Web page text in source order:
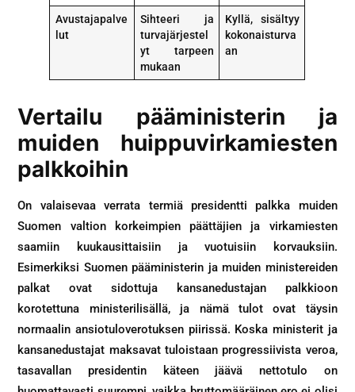
Avustajapalve
lut
Sihteeri ja
turvajärjestel
yt tarpeen
mukaan
Kyllä, sisältyy
kokonaisturva
an
Vertailu pääministerin ja
muiden huippuvirkamiesten
palkkoihin
On valaisevaa verrata termiä presidentti palkka muiden
Suomen valtion korkeimpien päättäjien ja virkamiesten
saamiin kuukausittaisiin ja vuotuisiin korvauksiin.
Esimerkiksi Suomen pääministerin ja muiden ministereiden
palkat ovat sidottuja kansanedustajan palkkioon
korotettuna ministerilisällä, ja nämä tulot ovat täysin
normaalin ansiotuloverotuksen piirissä. Koska ministerit ja
kansanedustajat maksavat tuloistaan progressiivista veroa,
tasavallan presidentin käteen jäävä nettotulo on